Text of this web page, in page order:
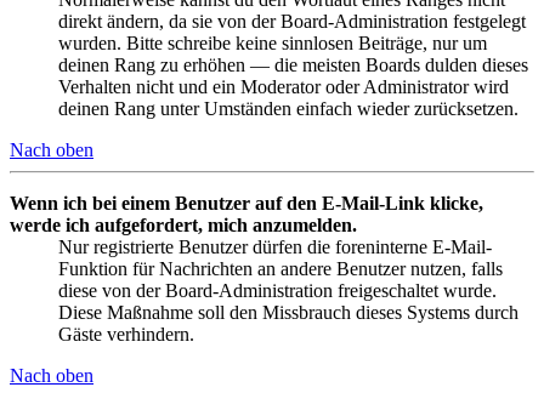
direkt ändern, da sie von der Board-Administration festgelegt
wurden. Bitte schreibe keine sinnlosen Beiträge, nur um
deinen Rang zu erhöhen — die meisten Boards dulden dieses
Verhalten nicht und ein Moderator oder Administrator wird
deinen Rang unter Umständen einfach wieder zurücksetzen.
Nach oben
Wenn ich bei einem Benutzer auf den E-Mail-Link klicke,
werde ich aufgefordert, mich anzumelden.
Nur registrierte Benutzer dürfen die foreninterne E-Mail-
Funktion für Nachrichten an andere Benutzer nutzen, falls
diese von der Board-Administration freigeschaltet wurde.
Diese Maßnahme soll den Missbrauch dieses Systems durch
Gäste verhindern.
Nach oben